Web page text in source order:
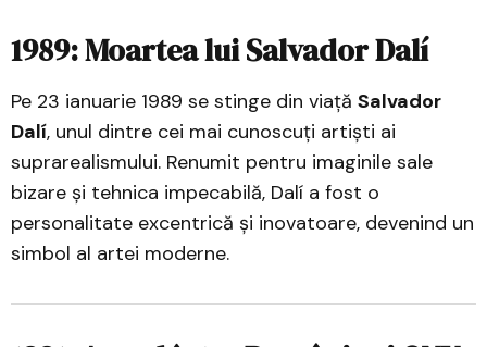
1989: Moartea lui Salvador Dalí
Pe 23 ianuarie 1989 se stinge din viață Salvador
Dalí, unul dintre cei mai cunoscuți artiști ai
suprarealismului. Renumit pentru imaginile sale
bizare și tehnica impecabilă, Dalí a fost o
personalitate excentrică și inovatoare, devenind un
simbol al artei moderne.